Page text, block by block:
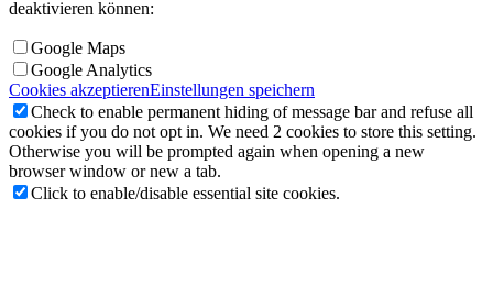
deaktivieren können:
Google Maps
Google Analytics
Cookies akzeptierenEinstellungen speichern
Check to enable permanent hiding of message bar and refuse all
cookies if you do not opt in. We need 2 cookies to store this setting.
Otherwise you will be prompted again when opening a new
browser window or new a tab.
Click to enable/disable essential site cookies.